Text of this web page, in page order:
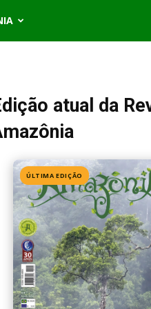
atual da
ÚLTIMA EDIÇÃO